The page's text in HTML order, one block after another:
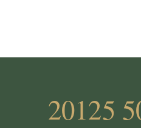
20125